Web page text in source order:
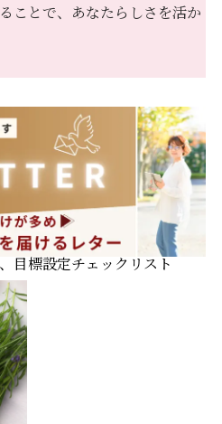
ことで、あなたらしさを活か
目標設定チェックリスト